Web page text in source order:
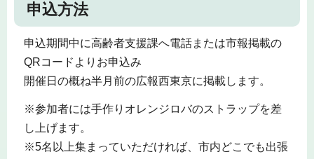
申込方法
申込期間中に高齢者支援課へ電話または市報掲載の
QRコードよりお申込み
開催日の概ね半月前の広報西東京に掲載します。
※参加者には手作りオレンジロバのストラップを差
し上げます。
※5名以上集まっていただければ、市内どこでも出張